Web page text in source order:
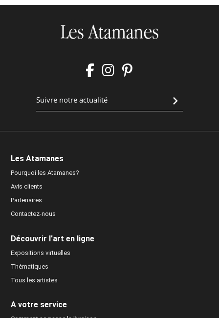
Les Atamanes
Pourquoi les Atamanes?
Avis clients
Partenaires
Contactez-nous
Découvrir l'art en ligne
Expositions virtuelles
Thématiques
Tous les artistes
A votre service